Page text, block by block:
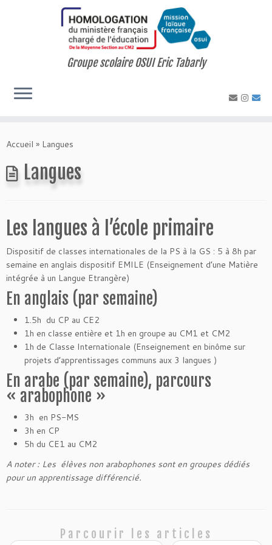
Groupe scolaire OSUI Eric Tabarly
Accueil » Langues
Langues
Les langues à l’école primaire
Dispositif de classes internationales de la PS à la GS : 5 à 8h par
semaine en anglais dispositif EMILE (Enseignement d’une Matière
intégrée à un Langue Etrangère)
En anglais (par semaine)
1.5h du CP au CE2
1h en classe entière et 1h en groupe au CM1 et CM2
1h de Classe Internationale (Enseignement en binôme sur
projets d’apprentissages communs aux 3 langues )
En arabe (par semaine), parcours
« arabophone »
3h en PS-MS
3h en CP
5h du CE1 au CM2
A noter : Les élèves non arabophones sont en groupes dédiés
pour un apprentissage différencié.
Parcourir les articles